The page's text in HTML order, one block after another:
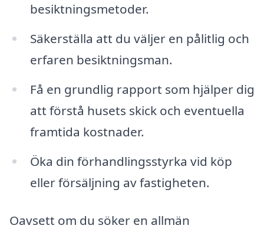
besiktningsmetoder.
Säkerställa att du väljer en pålitlig och
erfaren besiktningsman.
Få en grundlig rapport som hjälper dig
att förstå husets skick och eventuella
framtida kostnader.
Öka din förhandlingsstyrka vid köp
eller försäljning av fastigheten.
Oavsett om du söker en allmän